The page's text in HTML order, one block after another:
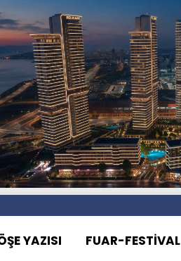
YAZISI FUAR-FESTİVAL